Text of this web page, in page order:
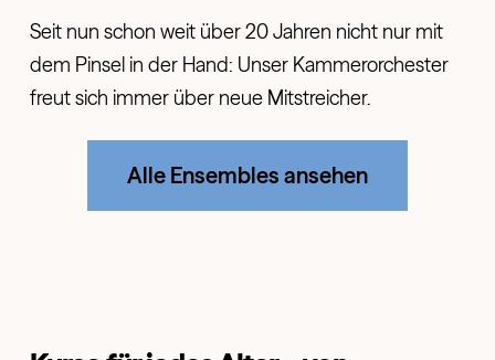
Seit nun schon weit über 20 Jahren nicht nur mit
dem Pinsel in der Hand: Unser Kammerorchester
freut sich immer über neue Mitstreicher.
Alle Ensembles ansehen